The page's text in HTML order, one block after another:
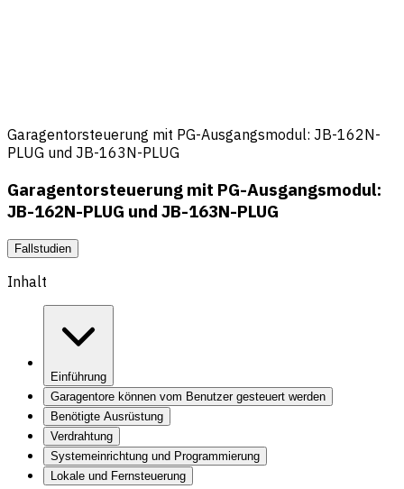
Garagentorsteuerung mit PG-Ausgangsmodul: JB-162N-
PLUG und JB-163N-PLUG
Garagentorsteuerung mit PG-Ausgangsmodul:
JB-162N-PLUG und JB-163N-PLUG
Fallstudien
Inhalt
Einführung
Garagentore können vom Benutzer gesteuert werden
Benötigte Ausrüstung
Verdrahtung
Systemeinrichtung und Programmierung
Lokale und Fernsteuerung